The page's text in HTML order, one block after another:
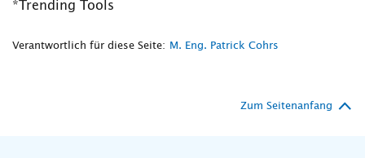
*Trending Tools
Verantwortlich für diese Seite: M. Eng. Patrick Cohrs
Zum Seitenanfang